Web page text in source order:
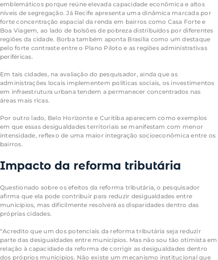
emblemáticos porque reúne elevada capacidade econômica e altos
níveis de segregação. Já Recife apresenta uma dinâmica marcada por
forte concentração espacial da renda em bairros como Casa Forte e
Boa Viagem, ao lado de bolsões de pobreza distribuídos por diferentes
regiões da cidade. Borba também aponta Brasília como um destaque
pelo forte contraste entre o Plano Piloto e as regiões administrativas
periféricas.
Em tais cidades, na avaliação do pesquisador, ainda que as
administrações locais implementem políticas sociais, os investimentos
em infraestrutura urbana tendem a permanecer concentrados nas
áreas mais ricas.
Por outro lado, Belo Horizonte e Curitiba aparecem como exemplos
em que essas desigualdades territoriais se manifestam com menor
intensidade, reflexo de uma maior integração socioeconômica entre os
bairros.
Impacto da reforma tributária
Questionado sobre os efeitos da reforma tributária, o pesquisador
afirma que ela pode contribuir para reduzir desigualdades entre
municípios, mas dificilmente resolverá as disparidades dentro das
próprias cidades.
“Acredito que um dos potenciais da reforma tributária seja reduzir
parte das desigualdades entre municípios. Mas não sou tão otimista em
relação à capacidade da reforma de corrigir as desigualdades dentro
dos próprios municípios. Não existe um mecanismo institucional que